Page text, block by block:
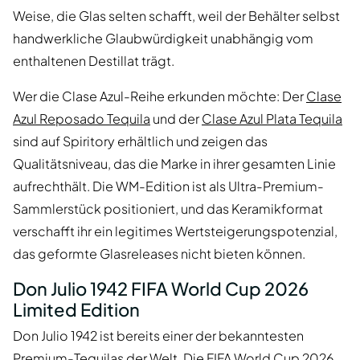
Weise, die Glas selten schafft, weil der Behälter selbst
handwerkliche Glaubwürdigkeit unabhängig vom
enthaltenen Destillat trägt.
Wer die Clase Azul-Reihe erkunden möchte: DerClase
Azul Reposado Tequila und derClase Azul Plata Tequila
sind auf Spiritory erhältlich und zeigen das
Qualitätsniveau, das die Marke in ihrer gesamten Linie
aufrechthält. Die WM-Edition ist als Ultra-Premium-
Sammlerstück positioniert, und das Keramikformat
verschafft ihr ein legitimes Wertsteigerungspotenzial,
das geformte Glasreleases nicht bieten können.
Don Julio 1942 FIFA World Cup 2026
Limited Edition
Don Julio 1942 ist bereits einer der bekanntesten